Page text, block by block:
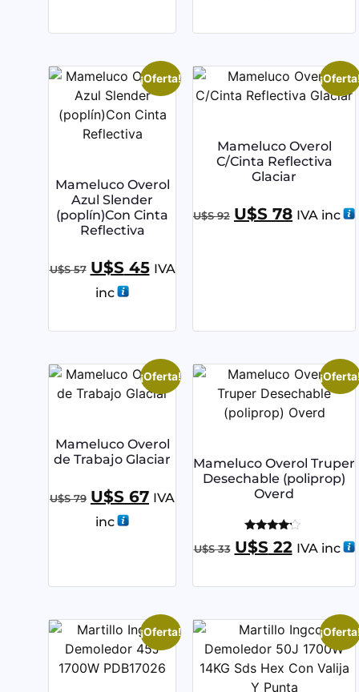
¡Oferta!
Mameluco Overol
Azul Slender
(poplín)Con Cinta
Reflectiva
U$S57 U$S45 IVA
inc
Mameluco Overol
C/Cinta Reflectiva
Glaciar
U$S92 U$S 78 IVA inc
¡Oferta!
Mameluco Overol
de Trabajo Glaciar
U$S79 U$S 67 IVA
inc
Mameluco Overol Truper
Desechable (poliprop)
Overd
Valorado
con
U$S33 U$S22 IVA inc
¡Oferta!